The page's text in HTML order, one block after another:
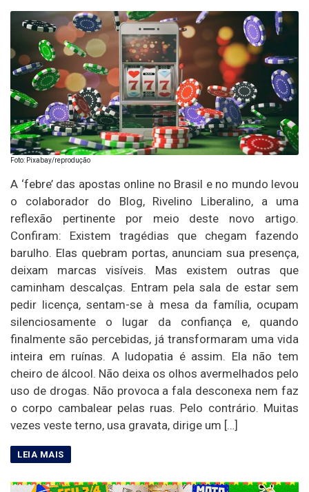
Foto: Pixabay/reprodução
A ‘febre’ das apostas online no Brasil e no mundo levou
o colaborador do Blog, Rivelino Liberalino, a uma
reflexão pertinente por meio deste novo artigo.
Confiram: Existem tragédias que chegam fazendo
barulho. Elas quebram portas, anunciam sua presença,
deixam marcas visíveis. Mas existem outras que
caminham descalças. Entram pela sala de estar sem
pedir licença, sentam-se à mesa da família, ocupam
silenciosamente o lugar da confiança e, quando
finalmente são percebidas, já transformaram uma vida
inteira em ruínas. A ludopatia é assim. Ela não tem
cheiro de álcool. Não deixa os olhos avermelhados pelo
uso de drogas. Não provoca a fala desconexa nem faz
o corpo cambalear pelas ruas. Pelo contrário. Muitas
vezes veste terno, usa gravata, dirige um […]